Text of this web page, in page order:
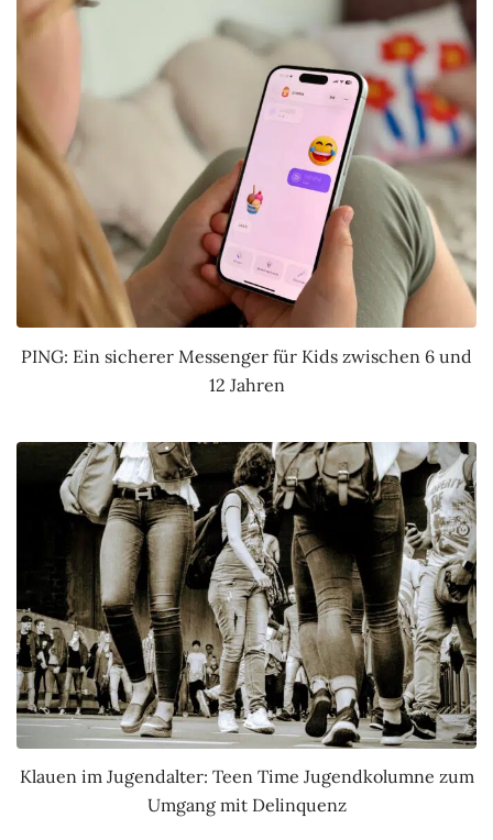
PING: Ein sicherer Messenger für Kids zwischen 6 und
12 Jahren
Klauen im Jugendalter: Teen Time Jugendkolumne zum
Umgang mit Delinquenz